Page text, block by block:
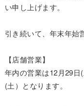
い申し上げます。
引き続いて、年末年始
【店舗営業】
年内の営業は12月29
(土）となります。